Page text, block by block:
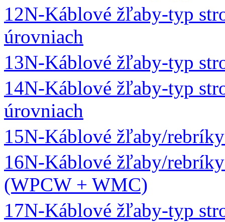
12N-Káblové žľaby-typ
úrovniach
13N-Káblové žľaby-typ
14N-Káblové žľaby-typ
úrovniach
15N-Káblové žľaby/
16N-Káblové žľaby/
(WPCW + WMC)
17N-Káblové žľaby-typ